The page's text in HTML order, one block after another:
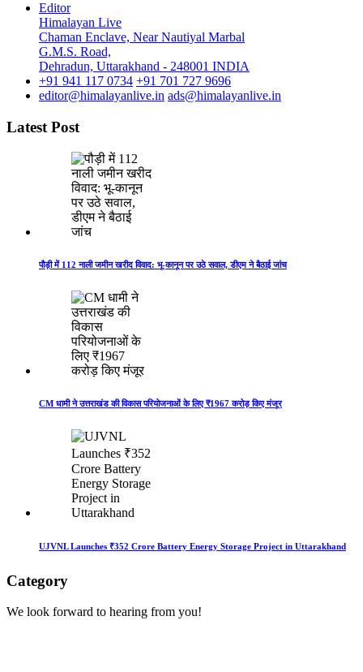
Editor
Himalayan Live
Chaman Enclave, Near Nautiyal Marbal
G.M.S. Road,
Dehradun, Uttarakhand - 248001 INDIA
+91 941 117 0734 +91 701 727 9696
editor@himalayanlive.in ads@himalayanlive.in
Latest Post
पौड़ी में 112 नाली जमीन खरीद विवाद: भू-कानून पर उठे सवाल, डीएम ने बैठाई जांच
CM धामी ने उत्तराखंड की विकास परियोजनाओं के लिए ₹1967 करोड़ किए मंजूर
UJVNL Launches ₹352 Crore Battery Energy Storage Project in Uttarakhand
Category
We look forward to hearing from you!